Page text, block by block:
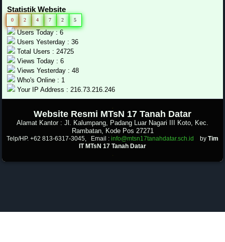
Statistik Website
0 2 4 7 2 5
Users Today : 6
Users Yesterday : 36
Total Users : 24725
Views Today : 6
Views Yesterday : 48
Who's Online : 1
Your IP Address : 216.73.216.246
Website Resmi MTsN 17 Tanah Datar
Alamat Kantor : Jl. Kalumpang, Padang Luar Nagari III Koto, Kec.
Rambatan, Kode Pos 27271
Telp/HP. +62 813-6317-3045, Email : info@mtsn17tanahdatar.sch.id by Tim
IT MTsN 17 Tanah Datar